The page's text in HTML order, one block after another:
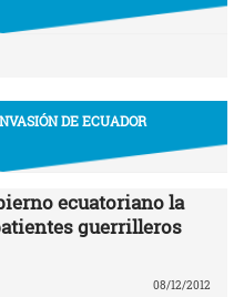
DE ECUADOR
ecuatoriano la
guerrilleros
08/12/2012